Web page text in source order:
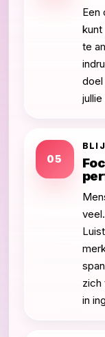
Een
kunt
te
jullie
05
zich
in